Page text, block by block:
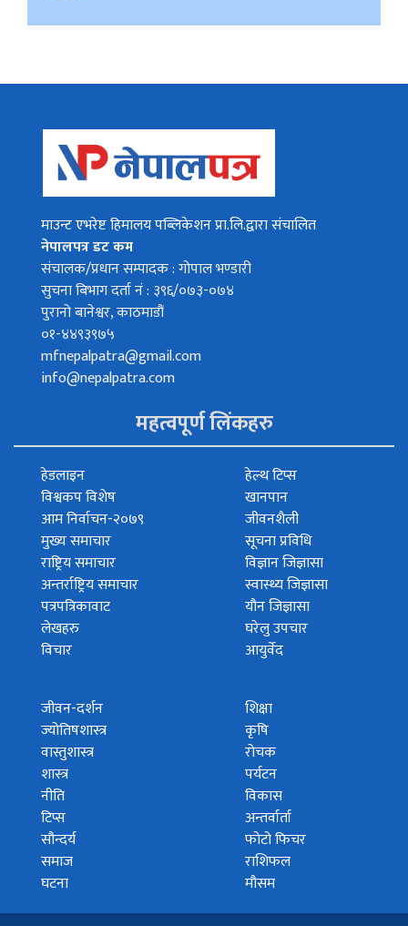
माउन्ट एभरेष्ट हिमालय पब्लिकेशन प्रा.लि.द्वारा संचालित
नेपालपत्र डट कम
संचालक/प्रधान सम्पादक : गोपाल भण्डारी
सुचना बिभाग दर्ता नं : ३९६/०७३-०७४
पुरानो बानेश्वर, काठमाडौं
०१-४४९३९७५
mfnepalpatra@gmail.com
info@nepalpatra.com
महत्वपूर्ण लिंकहरु
हेडलाइन
विश्वकप विशेष
आम निर्वाचन-२०७९
मुख्य समाचार
राष्ट्रिय समाचार
अन्तर्राष्ट्रिय समाचार
पत्रपत्रिकावाट
लेखहरु
विचार
हेल्थ टिप्स
खानपान
जीवनशैली
सूचना प्रविधि
विज्ञान जिज्ञासा
स्वास्थ्य जिज्ञासा
यौन जिज्ञासा
घरेलु उपचार
आयुर्वेद
जीवन-दर्शन
ज्योतिषशास्त्र
वास्तुशास्त्र
शास्त्र
नीति
टिप्स
सौन्दर्य
समाज
घटना
शिक्षा
कृषि
रोचक
पर्यटन
विकास
अन्तर्वार्ता
फोटो फिचर
राशिफल
मौसम